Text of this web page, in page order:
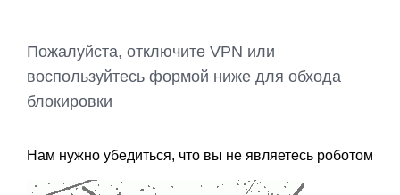
Пожалуйста, отключите VPN или
воспользуйтесь формой ниже для обхода
блокировки
Нам нужно убедиться, что вы не являетесь роботом